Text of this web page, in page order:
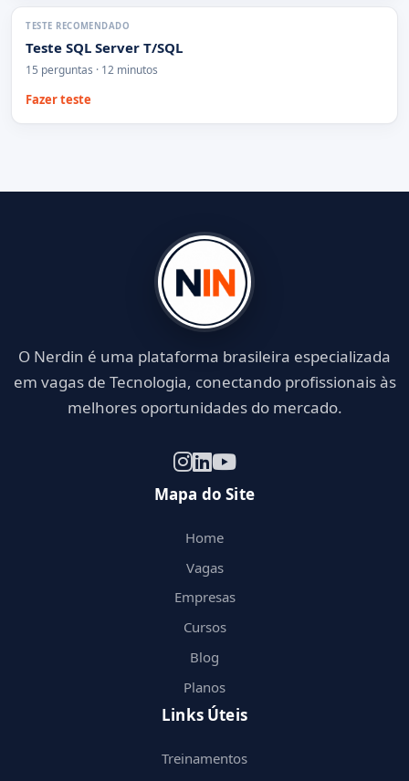
TESTE RECOMENDADO
Teste SQL Server T/SQL
15 perguntas · 12 minutos
Fazer teste
O Nerdin é uma plataforma brasileira especializada
em vagas de Tecnologia, conectando profissionais às
melhores oportunidades do mercado.
Mapa do Site
Home
Vagas
Empresas
Cursos
Blog
Planos
Links Úteis
Treinamentos